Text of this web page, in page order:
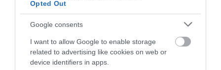
Opted Out
Google consents
I want to allow Google to enable storage
related to advertising like cookies on web or
device identifiers in apps.
legalacsonyabb fizetést kapja az EU-ban, míg
a magyar GDP arányaiban ennél magasabb
szinten van, ezért volt indokolt az emelés.
ugytudjuk.hu)